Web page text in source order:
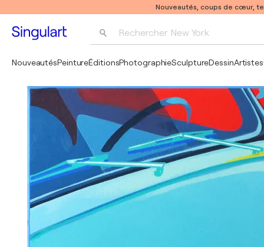
Nouveautés, coups de cœur,
Rechercher New York
Pablo Picasso
NouveautésPeintureÉditionsPhotographieSculptureDessinArtistes